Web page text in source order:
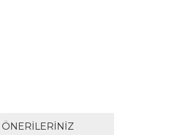
ÖNERILERINIZ